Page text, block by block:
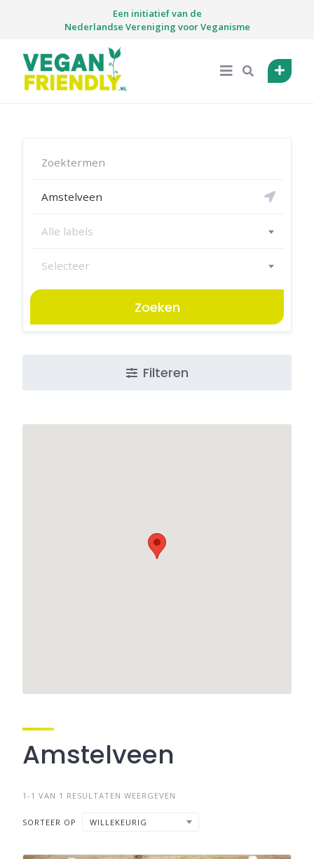
Een initiatief van de
Nederlandse Vereniging voor Veganisme
Alle labels
Selecteer
Zoeken
Filteren
Amstelveen
1-1 VAN 1 RESULTATEN WEERGEVEN
SORTEER OP WILLEKEURIG